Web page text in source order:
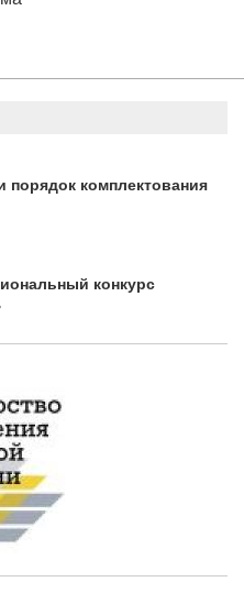
порядок комплектования
конкурс